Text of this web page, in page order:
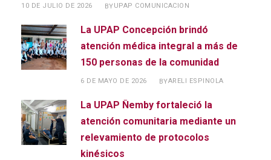
10 DE JULIO DE 2026 BYUPAP COMUNICACION
La UPAP Concepción brindó
atención médica integral a más de
150 personas de la comunidad
6 DE MAYO DE 2026 BYARELI ESPINOLA
La UPAP Ñemby fortaleció la
atención comunitaria mediante un
relevamiento de protocolos
kinésicos